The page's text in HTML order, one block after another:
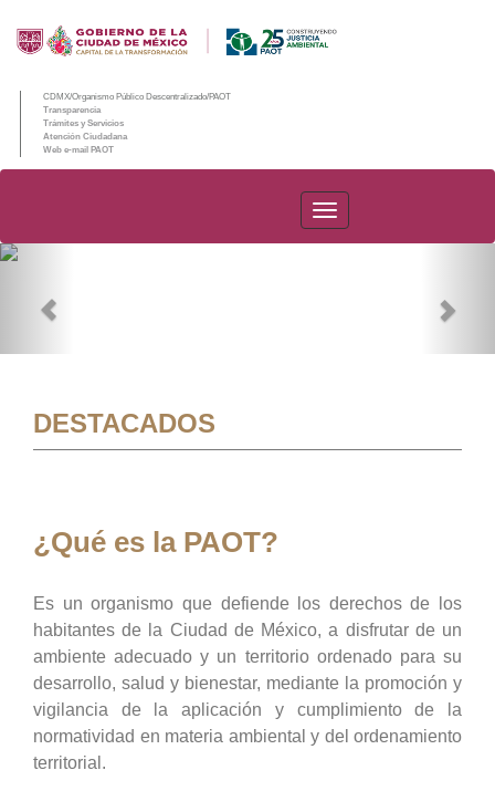
CDMX/Organismo Público Descentralizado/PAOT
Transparencia
Trámites y Servicios
Atención Ciudadana
Web e-mail PAOT
PAOT
DESTACADOS
¿Qué es la PAOT?
Es un organismo que defiende los derechos de los
habitantes de la Ciudad de México, a disfrutar de un
ambiente adecuado y un territorio ordenado para su
desarrollo, salud y bienestar, mediante la promoción y
vigilancia de la aplicación y cumplimiento de la
normatividad en materia ambiental y del ordenamiento
territorial.